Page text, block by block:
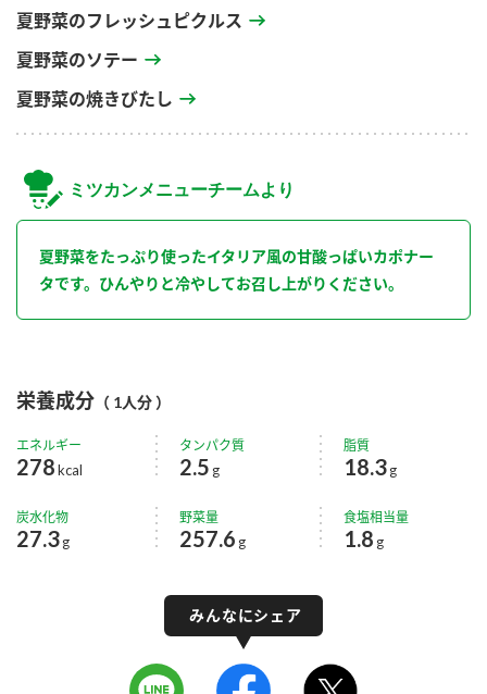
夏野菜のフレッシュピクルス
夏野菜のソテー
夏野菜の焼きびたし
ミツカンメニューチームより
夏野菜をたっぷり使ったイタリア風の甘酸っぱいカポナー
タです。ひんやりと冷やしてお召し上がりください。
栄養成分 （ 1人分 ）
エネルギー
278kcal
タンパク質
2.5 g
脂質
18.3 g
炭水化物
27.3g
野菜量
257.6 g
食塩相当量
1.8 g